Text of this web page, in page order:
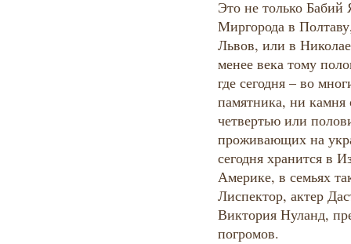
Это не только
Миргорода в
Львов, или в
менее века тому
где сегодня – во
памятника, ни камня
четвертью или
проживающих на
сегодня хранится в
Америке, в семьях
Лиспектор, актер
Виктория Нуланд,
погромов.